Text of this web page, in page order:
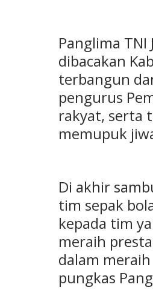
Panglima
dibacakan
terbangun
pengurus
rakyat, serta
memupuk
Di akhir
tim sepak
kepada tim
meraih
dalam
pungkas